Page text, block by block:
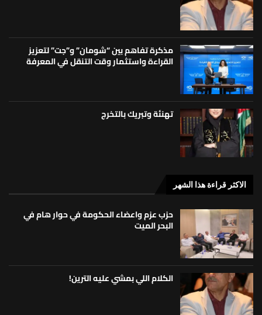
مذكرة تفاهم بين “شومان” و”جت” لتعزيز
القراءة واستثمار وقت التنقل في المعرفة
تهنئة وتبريك بالتخرج
الاكثر قراءة هذا الشهر
حزب عزم واعضاء الحكومة في حوار هام في
البحر الميت
الكلام اللي بمشي عليه الترين!